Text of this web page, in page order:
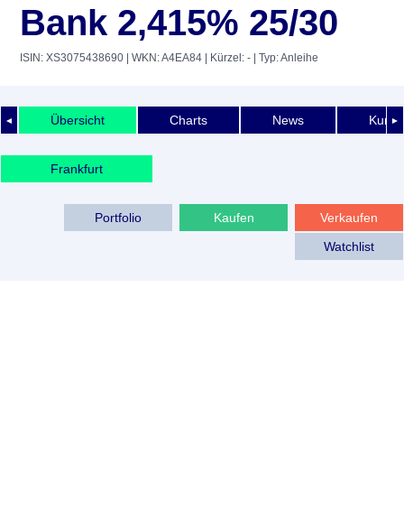
Bank 2,415% 25/30
ISIN: XS3075438690 | WKN: A4EA84 | Kürzel: - | Typ: Anleihe
◄ ►
Übersicht Charts News
Frankfurt
Verkaufen
Kaufen
Portfolio
Watchlist